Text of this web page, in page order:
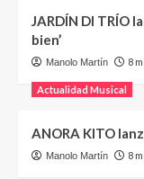
JARDÍN DI TRÍO
bien’
Manolo Martín 8
Actualidad Musical
ANORA KITO
Manolo Martín 8